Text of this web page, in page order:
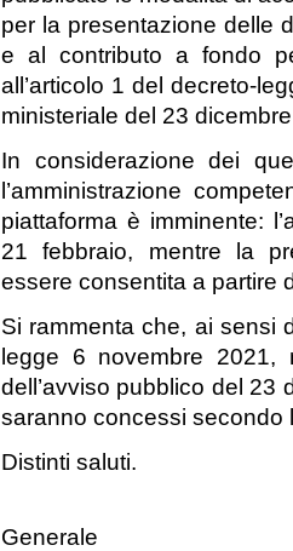
per la presentazione delle
e al contributo a fondo
all’articolo 1 del decreto-
ministeriale del 23
In considerazione dei
l’amministrazione
piattaforma è imminente:
21 febbraio, mentre la
essere consentita a partire
Si rammenta che, ai sensi
legge 6 novembre 2021,
dell’avviso pubblico del 23
saranno concessi secondo
Distinti saluti.
Generale